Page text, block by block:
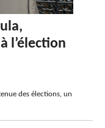
l’élection
des élections, un